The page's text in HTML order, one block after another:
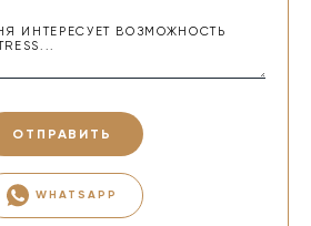
ОТПРАВИТЬ
WHATSAPP